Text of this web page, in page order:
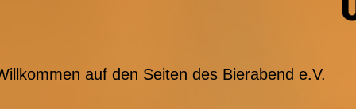
auf den Seiten des Bierabend e.V.